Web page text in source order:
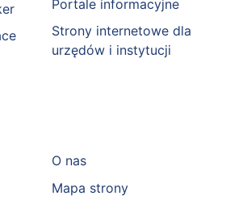
Portale informacyjne
Strony internetowe dla
urzędów i instytucji
O nas
Mapa strony